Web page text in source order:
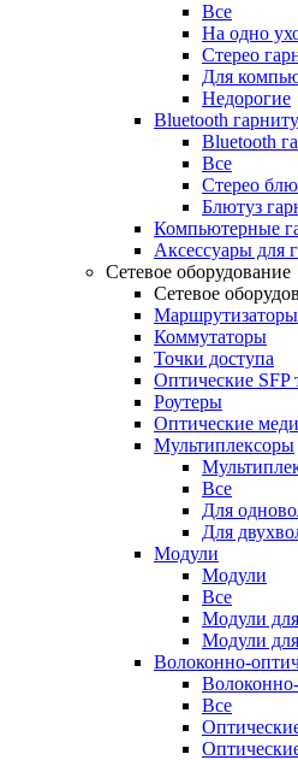
Все
На одно
Стерео
Для
Недорогие
Bluetooth
Bluetooth
Все
Стерео
Блютуз
Компьютерные
Аксессуары для
Сетевое оборудование
Сетевое
Маршрутизаторы
Коммутаторы
Точки доступа
Оптические SFP
Роутеры
Оптические
Мультиплексоры
Все
Для
Для
Модули
Модули
Все
Модули
Модули
Волоконно-
Все